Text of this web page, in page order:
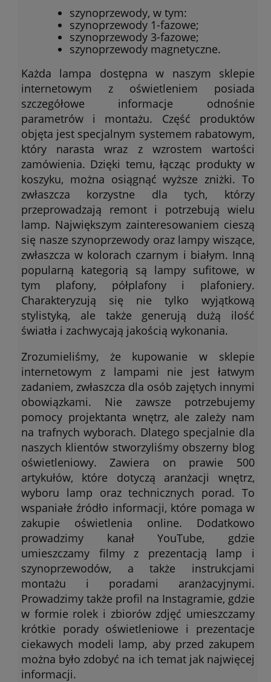
szynoprzewody, w tym:
szynoprzewody 1-fazowe;
szynoprzewody 3-fazowe;
szynoprzewody magnetyczne.
Każda lampa dostępna w naszym sklepie
internetowym z oświetleniem posiada
szczegółowe informacje odnośnie
parametrów i montażu. Część produktów
objęta jest specjalnym systemem rabatowym,
który narasta wraz z wzrostem wartości
zamówienia. Dzięki temu, łącząc produkty w
koszyku, można osiągnąć wyższe zniżki. To
zwłaszcza korzystne dla tych, którzy
przeprowadzają remont i potrzebują wielu
lamp. Największym zainteresowaniem cieszą
się nasze szynoprzewody oraz lampy wiszące,
zwłaszcza w kolorach czarnym i białym. Inną
popularną kategorią są lampy sufitowe, w
tym plafony, półplafony i plafoniery.
Charakteryzują się nie tylko wyjątkową
stylistyką, ale także generują dużą ilość
światła i zachwycają jakością wykonania.
Zrozumieliśmy, że kupowanie w sklepie
internetowym z lampami nie jest łatwym
zadaniem, zwłaszcza dla osób zajętych innymi
obowiązkami. Nie zawsze potrzebujemy
pomocy projektanta wnętrz, ale zależy nam
na trafnych wyborach. Dlatego specjalnie dla
naszych klientów stworzyliśmy obszerny blog
oświetleniowy. Zawiera on prawie 500
artykułów, które dotyczą aranżacji wnętrz,
wyboru lamp oraz technicznych porad. To
wspaniałe źródło informacji, które pomaga w
zakupie oświetlenia online. Dodatkowo
prowadzimy kanał YouTube, gdzie
umieszczamy filmy z prezentacją lamp i
szynoprzewodów, a także instrukcjami
montażu i poradami aranżacyjnymi.
Prowadzimy także profil na Instagramie, gdzie
w formie rolek i zbiorów zdjęć umieszczamy
krótkie porady oświetleniowe i prezentacje
ciekawych modeli lamp, aby przed zakupem
można było zdobyć na ich temat jak najwięcej
informacji.